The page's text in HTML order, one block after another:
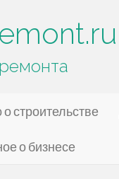
строительстве
о бизнесе